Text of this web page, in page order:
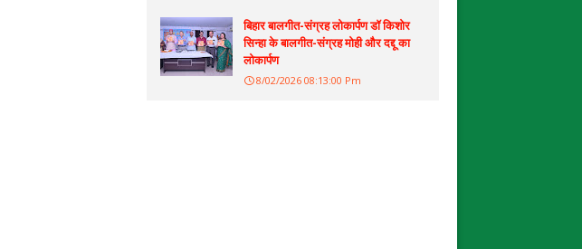
बिहार बालगीत-संग्रह लोकार्पण डॉ किशोर
सिन्हा के बालगीत-संग्रह मोही और दद्दू का
लोकार्पण
8/02/2026 08:13:00 Pm